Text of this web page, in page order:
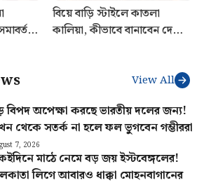
বিয়ে বাড়ি স্টাইলে কাতলা
কালিয়া, কীভাবে বানাবেন দেখে
View All
বিপদ অপেক্ষা করছে ভারতীয় দলের জন্য!
থেকে সতর্ক না হলে ফল ভুগবেন গম্ভীররা
7, 2026
মাঠে নেমে বড় জয় ইস্টবেঙ্গলের!
লিগে আবারও ধাক্কা মোহনবাগানের